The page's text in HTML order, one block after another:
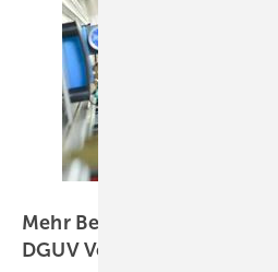
Mehr Betreuungsangebote
DGUV Vorschrift